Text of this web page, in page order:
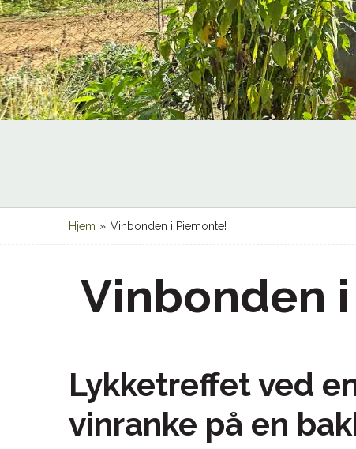
Hjem » Vinbonden i Piemonte!
Vinbonden
Lykketreffet ved
vinranke på en